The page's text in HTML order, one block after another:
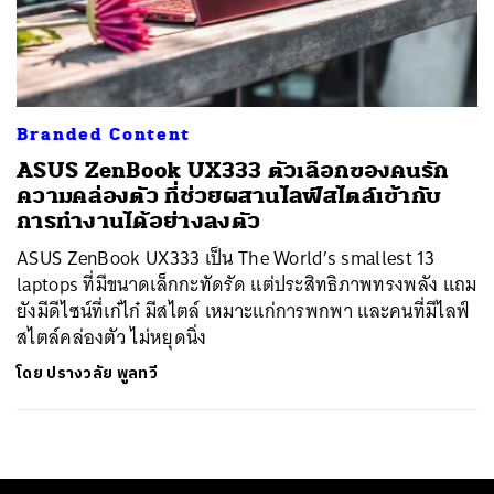
Branded Content
ASUS ZenBook UX333 ตัวเลือกของคนรัก
ความคล่องตัว ที่ช่วยผสานไลฟ์สไตล์เข้ากับ
การทำงานได้อย่างลงตัว
ASUS ZenBook UX333 เป็น The World’s smallest 13
laptops ที่มีขนาดเล็กกะทัดรัด แต่ประสิทธิภาพทรงพลัง แถม
ยังมีดีไซน์ที่เก๋ไก๋ มีสไตล์ เหมาะแก่การพกพา และคนที่มีไลฟ์
สไตล์คล่องตัว ไม่หยุดนิ่ง
โดย ปรางวลัย พูลทวี
ค้นหา
SHARE TWEET LINE EMAIL